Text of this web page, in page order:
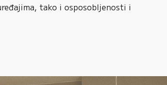
tako i osposobljenosti i